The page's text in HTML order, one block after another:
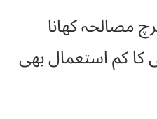
مصالحہ کھانا
کا کم استعمال بھی